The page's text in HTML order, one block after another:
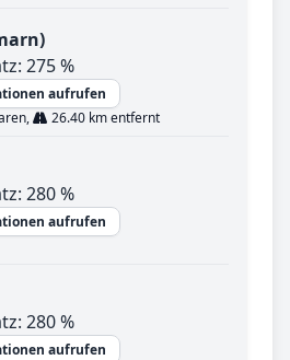
275 %
aufrufen
26.40 km entfernt
280 %
aufrufen
280 %
aufrufen